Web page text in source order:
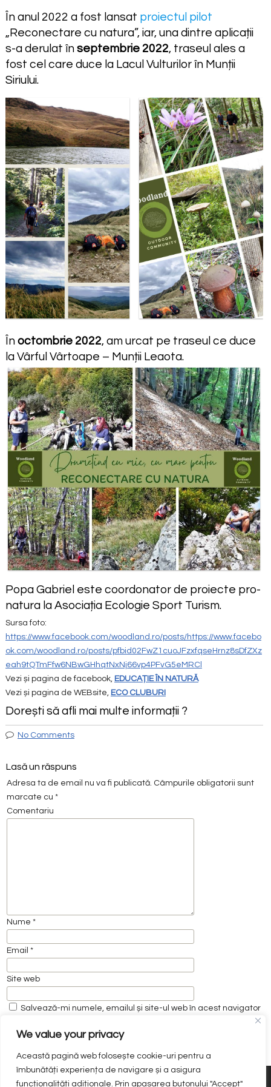
We value your privacy
Această pagină web folosește cookie-uri pentru a
îmbunătăți experiența de navigare și a asigura
funcționalițăți adiționale. Prin apasarea butonului "Accept"
În anul 2022 a fost lansat proiectul pilot
„Reconectare cu natura”, iar, una dintre aplicații
s-a derulat în septembrie 2022, traseul ales a
fost cel care duce la Lacul Vulturilor în Munții
Siriului.
În octombrie 2022, am urcat pe traseul ce duce
la Vârful Vârtoape – Munții Leaota.
Popa Gabriel este coordonator de proiecte pro-
natura la Asociația Ecologie Sport Turism.
Sursa foto:
https://www.facebook.com/woodland.ro/posts/https://www.facebo
ok.com/woodland.ro/posts/pfbid02FwZ1cuoJFzxfqseHrnz8sDfZXz
eah9tQTmFfw6NBwGHhqtNxNj66vp4PFvG5eMRCl
Vezi și pagina de facebook, EDUCAȚIE ÎN NATURĂ
Vezi și pagina de WEBsite, ECO CLUBURI
Dorești să afli mai multe informații ?
No Comments
Lasă un răspuns
Adresa ta de email nu va fi publicată. Câmpurile obligatorii sunt
marcate cu *
Comentariu
Nume *
Email *
Site web
Salvează-mi numele, emailul și site-ul web în acest navigator